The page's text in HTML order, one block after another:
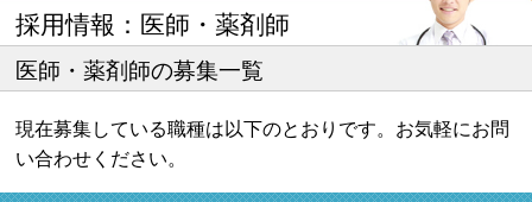
採用情報：医師・薬剤師
医師・薬剤師の募集一覧
現在募集している職種は以下のとおりです。お気軽にお問
い合わせください。